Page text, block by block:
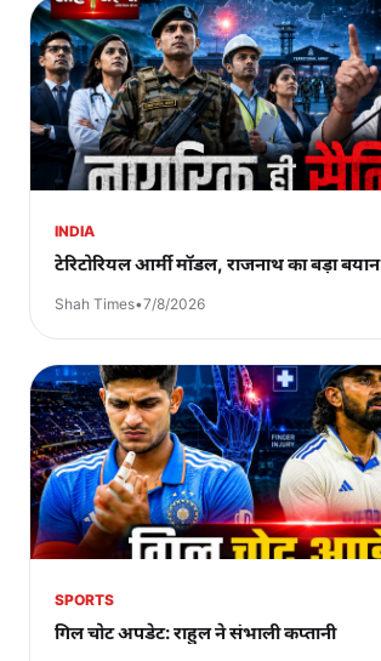
INDIA
टेरिटोरियल आर्मी मॉडल, राजनाथ का बड़ा बयान
Shah Times•7/8/2026
SPORTS
गिल चोट अपडेट: राहुल ने संभाली कप्तानी